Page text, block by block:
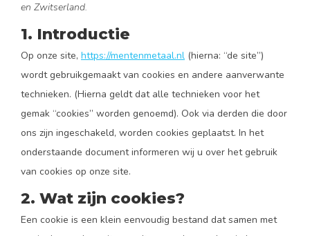
en Zwitserland.
1. Introductie
Op onze site, https://mentenmetaal.nl (hierna: “de site”)
wordt gebruikgemaakt van cookies en andere aanverwante
technieken. (Hierna geldt dat alle technieken voor het
gemak “cookies” worden genoemd). Ook via derden die door
ons zijn ingeschakeld, worden cookies geplaatst. In het
onderstaande document informeren wij u over het gebruik
van cookies op onze site.
2. Wat zijn cookies?
Een cookie is een klein eenvoudig bestand dat samen met